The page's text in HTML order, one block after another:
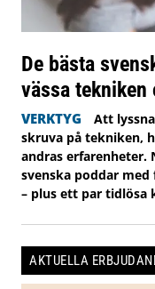
De bästa
vässa
VERKTYG
Att
skruva på tekniken,
andras erfarenheter.
svenska poddar
– plus ett par tidlösa
AKTUELLA